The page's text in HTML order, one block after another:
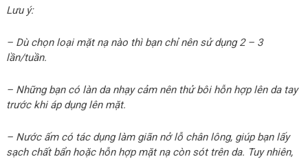
Lưu ý:
– Dù chọn loại mặt nạ nào thì bạn chỉ nên sử dụng 2 – 3
lần/tuần.
– Những bạn có làn da nhạy cảm nên thử bôi hỗn hợp lên da tay
trước khi áp dụng lên mặt.
– Nước ấm có tác dụng làm giãn nở lỗ chân lông, giúp bạn lấy
sạch chất bẩn hoặc hỗn hợp mặt nạ còn sót trên da. Tuy nhiên,